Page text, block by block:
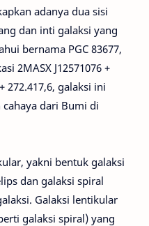
adanya dua sisi
dan inti galaksi yang
bernama PGC 83677,
2MASX J12571076 +
272.417,6, galaksi ini
dari Bumi di
yakni bentuk galaksi
dan galaksi spiral
Galaksi lentikular
galaksi spiral) yang